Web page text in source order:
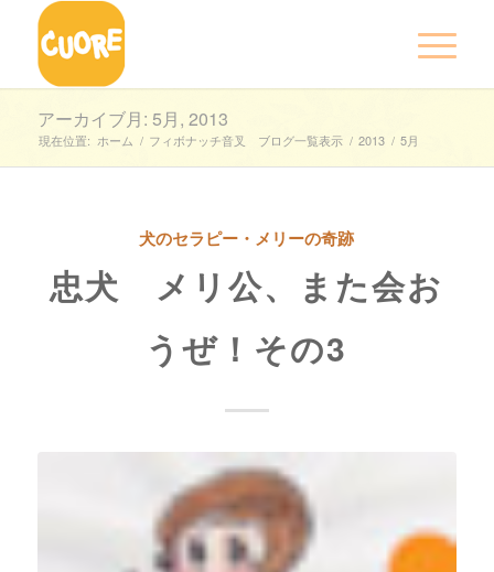
アーカイブ月: 5月, 2013
現在位置: ホーム / フィボナッチ音叉 ブログ一覧表示 / 2013 / 5月
犬のセラピー・メリーの奇跡
忠犬 メリ公、また会お
うぜ！その3